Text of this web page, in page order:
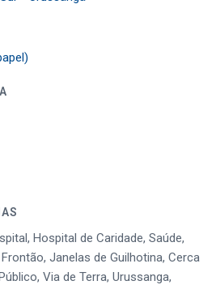
Hospital de Caridade, Saúde,
Janelas de Guilhotina, Cerca
Via de Terra, Urussanga,